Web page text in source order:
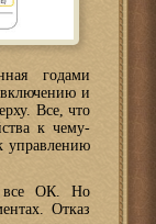
годами
включению и
Все, что
к чему-
управлению
все ОК. Но
Отказ